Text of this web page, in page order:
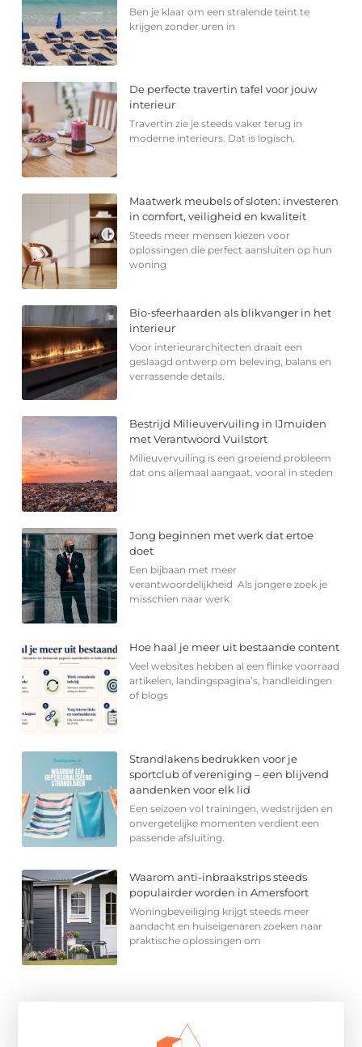
Ben je klaar om een stralende teint te
krijgen zonder uren in
De perfecte travertin tafel voor jouw
interieur
Travertin zie je steeds vaker terug in
moderne interieurs. Dat is logisch,
Maatwerk meubels of sloten: investeren
in comfort, veiligheid en kwaliteit
Steeds meer mensen kiezen voor
oplossingen die perfect aansluiten op hun
woning
Bio-sfeerhaarden als blikvanger in het
interieur
Voor interieurarchitecten draait een
geslaagd ontwerp om beleving, balans en
verrassende details.
Bestrijd Milieuvervuiling in IJmuiden
met Verantwoord Vuilstort
Milieuvervuiling is een groeiend probleem
dat ons allemaal aangaat, vooral in steden
Jong beginnen met werk dat ertoe
doet
Een bijbaan met meer
verantwoordelijkheid Als jongere zoek je
misschien naar werk
Hoe haal je meer uit bestaande content
Veel websites hebben al een flinke voorraad
artikelen, landingspagina’s, handleidingen
of blogs
Strandlakens bedrukken voor je
sportclub of vereniging – een blijvend
aandenken voor elk lid
Een seizoen vol trainingen, wedstrijden en
onvergetelijke momenten verdient een
passende afsluiting.
Waarom anti-inbraakstrips steeds
populairder worden in Amersfoort
Woningbeveiliging krijgt steeds meer
aandacht en huiseigenaren zoeken naar
praktische oplossingen om